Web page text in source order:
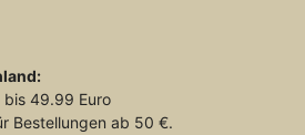
49.99 Euro
Bestellungen ab 50 €.